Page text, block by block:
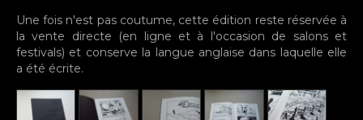
Une fois n'est pas coutume, cette édition reste réservée à
la vente directe (en ligne et à l'occasion de salons et
festivals) et conserve la langue anglaise dans laquelle elle
a été écrite.